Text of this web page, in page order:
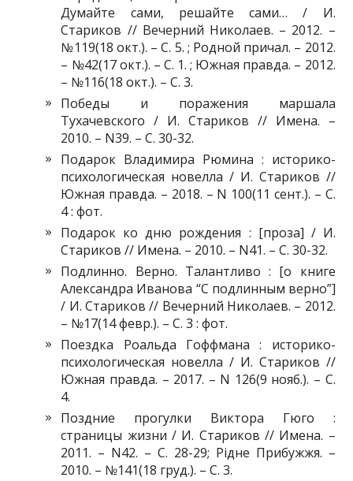
Думайте сами, решайте сами… / И.
Стариков // Вечерний Николаев. – 2012. –
№119(18 окт.). – С. 5. ; Родной причал. – 2012.
– №42(17 окт.). – С. 1. ; Южная правда. – 2012.
– №116(18 окт.). – С. 3.
Победы и поражения маршала
Тухачевского / И. Стариков // Имена. –
2010. – N39. – С. 30-32.
Подарок Владимира Рюмина : историко-
психологическая новелла / И. Стариков //
Южная правда. – 2018. – N 100(11 сент.). – С.
4 : фот.
Подарок ко дню рождения : [проза] / И.
Стариков // Имена. – 2010. – N41. – С. 30-32.
Подлинно. Верно. Талантливо : [о книге
Александра Иванова “С подлинным верно”]
/ И. Стариков // Вечерний Николаев. – 2012.
– №17(14 февр.). – С. 3 : фот.
Поездка Роальда Гоффмана : историко-
психологическая новелла / И. Стариков //
Южная правда. – 2017. – N 126(9 нояб.). – С.
4.
Поздние прогулки Виктора Гюго :
страницы жизни / И. Стариков // Имена. –
2011. – N42. – С. 28-29; Рідне Прибужжя. –
2010. – №141(18 груд.). – С. 3.